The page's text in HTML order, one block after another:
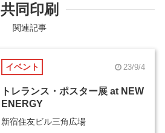
共同印刷
関連記事
イベント 23/9/4
トレランス・ポスター展 at NEW
ENERGY
新宿住友ビル三角広場